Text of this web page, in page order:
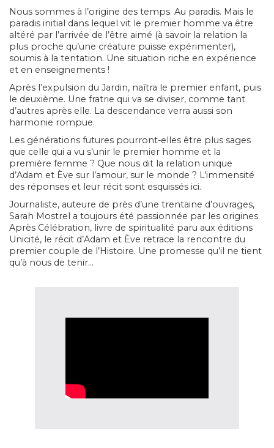
Nous sommes à l’origine des temps. Au paradis. Mais le
paradis initial dans lequel vit le premier homme va être
altéré par l’arrivée de l’être aimé (à savoir la relation la
plus proche qu’une créature puisse expérimenter),
soumis à la tentation. Une situation riche en expérience
et en enseignements !
Après l’expulsion du Jardin, naîtra le premier enfant, puis
le deuxième. Une fratrie qui va se diviser, comme tant
d’autres après elle. La descendance verra aussi son
harmonie rompue.
Les générations futures pourront-elles être plus sages
que celle qui a vu s’unir le premier homme et la
première femme ? Que nous dit la relation unique
d’Adam et Ève sur l’amour, sur le monde ? L’immensité
des réponses et leur récit sont esquissés ici.
Journaliste, auteure de près d’une trentaine d’ouvrages,
Sarah Mostrel a toujours été passionnée par les origines.
Après Célébration, livre de spiritualité paru aux éditions
Unicité, le récit d’Adam et Ève retrace la rencontre du
premier couple de l’Histoire. Une promesse qu’il ne tient
qu’à nous de tenir…